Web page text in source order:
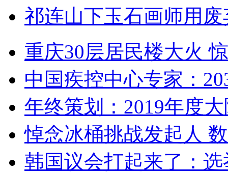
祁连山下玉石画师用
重庆30层居民楼大火
中国疾控中心专家：
年终策划：2019年度
悼念冰桶挑战发起人
韩国议会打起来了：